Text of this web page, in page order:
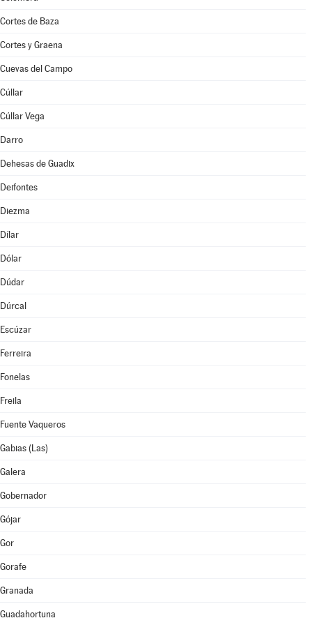
Cortes de Baza
Cortes y Graena
Cuevas del Campo
Cúllar
Cúllar Vega
Darro
Dehesas de Guadix
Deifontes
Diezma
Dílar
Dólar
Dúdar
Dúrcal
Escúzar
Ferreira
Fonelas
Freila
Fuente Vaqueros
Gabias (Las)
Galera
Gobernador
Gójar
Gor
Gorafe
Granada
Guadahortuna